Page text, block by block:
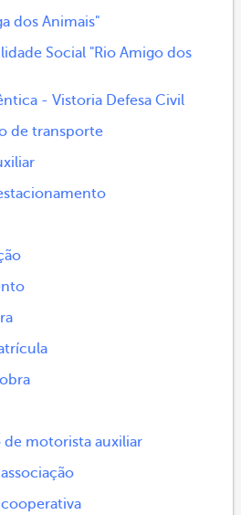
dos Animais"
Social "Rio Amigo dos
- Vistoria Defesa Civil
de transporte
de motorista auxiliar